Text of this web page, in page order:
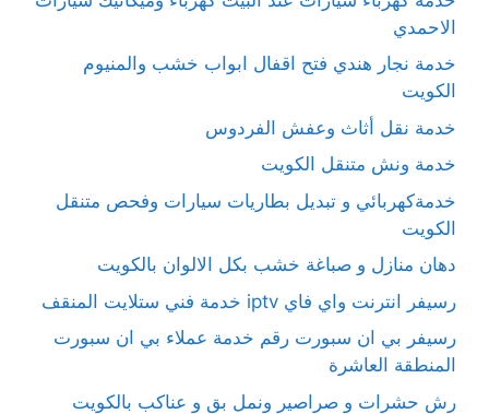
الاحمدي
خدمة نجار هندي فتح اقفال ابواب خشب والمنيوم
الكويت
خدمة نقل أثاث وعفش الفردوس
خدمة ونش متنقل الكويت
خدمةكهربائي و تبديل بطاريات سيارات وفحص متنقل
الكويت
دهان منازل و صباغة خشب بكل الالوان بالكويت
رسيفر انترنت واي فاي iptv خدمة فني ستلايت المنقف
رسيفر بي ان سبورت رقم خدمة عملاء بي ان سبورت
المنطقة العاشرة
رش حشرات و صراصير ونمل بق و عناكب بالكويت